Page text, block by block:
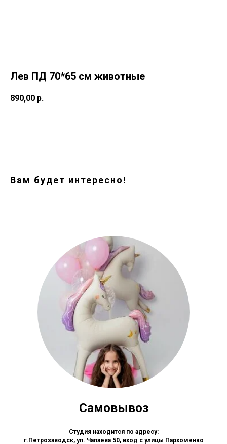
Лев ПД 70*65 см животные
890,00 р.
Вам будет интересно!
Самовывоз
Студия находится по адресу:
г.Петрозаводск, ул. Чапаева 50, вход с улицы Пархоменко